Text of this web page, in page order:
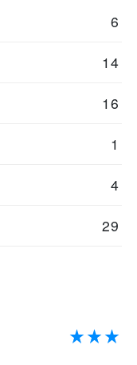
6
14
16
1
4
29